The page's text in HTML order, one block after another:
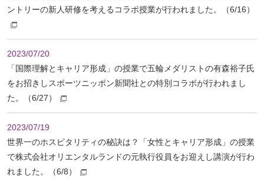
ントリーの新人研修を考えるコラボ授業が行われました。（6/16）
2023/07/20
「国際理解とキャリア形成」の授業で五輪メダリストの有森裕子氏
をお招きしスポーツニッポン新聞社との特別コラボが行われまし
た。（6/27）
2023/07/19
世界一のホスピタリティの秘訣は？「女性とキャリア形成」の授業
で株式会社オリエンタルランドの元執行役員をお迎えし講演が行わ
れました。（6/8）